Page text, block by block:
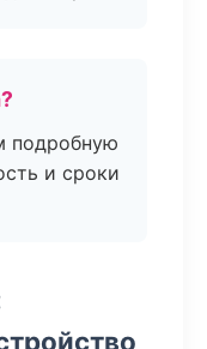
подробную
и сроки